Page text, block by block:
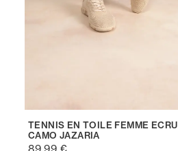
TENNIS EN TOILE FEMME ECRU
CAMO JAZARIA